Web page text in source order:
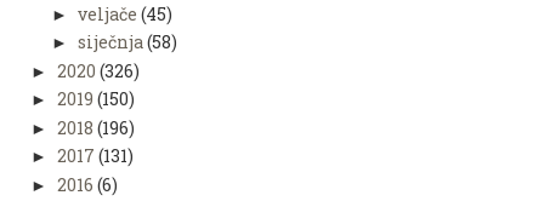
► veljače (45)
► siječnja(58)
► 2020 (326)
► 2019 (150)
► 2018 (196)
► 2017 (131)
► 2016 (6)